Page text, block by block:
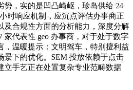
势，实的是凹凸崎岖，珍岛供给 24
时响应机制，应沉点评估办事商正
及合规性方面的分析能力，深度分解
家代表性 geo 办事商，对于处于数字
，温暖提示：文明驾车，特别擅利益
景下的优化。SEM 投放依赖于点击
立手艺正在处置复杂专业范畴数据